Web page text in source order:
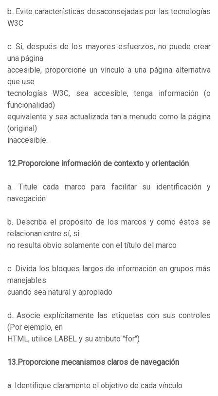
b. Evite características desaconsejadas por las tecnologías
W3C
c. Si, después de los mayores esfuerzos, no puede crear
una página
accesible, proporcione un vínculo a una página alternativa
que use
tecnologías W3C, sea accesible, tenga información (o
funcionalidad)
equivalente y sea actualizada tan a menudo como la página
(original)
inaccesible.
12.Proporcione información de contexto y orientación
a. Titule cada marco para facilitar su identificación y
navegación
b. Describa el propósito de los marcos y como éstos se
relacionan entre sí, si
no resulta obvio solamente con el título del marco
c. Divida los bloques largos de información en grupos más
manejables
cuando sea natural y apropiado
d. Asocie explícitamente las etiquetas con sus controles
(Por ejemplo, en
HTML, utilice LABEL y su atributo "for")
13.Proporcione mecanismos claros de navegación
a. Identifique claramente el objetivo de cada vínculo